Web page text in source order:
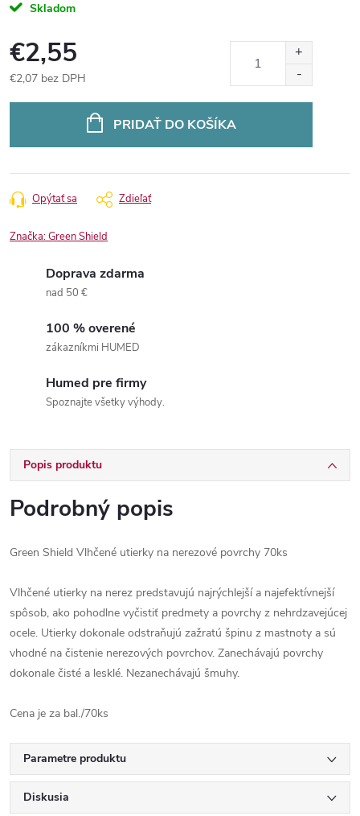
Skladom
€2,55
€2,07 bez DPH
PRIDAŤ DO KOŠÍKA
Opýtať sa Zdieľať
Značka:Green Shield
Doprava zdarma
nad 50 €
100 % overené
zákazníkmi HUMED
Humed pre firmy
Spoznajte všetky výhody.
Popis produktu
Podrobný popis
Green Shield Vlhčené utierky na nerezové povrchy 70ks
Vlhčené utierky na nerez predstavujú najrýchlejší a najefektívnejší
spôsob, ako pohodlne vyčistiť predmety a povrchy z nehrdzavejúcej
ocele. Utierky dokonale odstraňujú zažratú špinu z mastnoty a sú
vhodné na čistenie nerezových povrchov. Zanechávajú povrchy
dokonale čisté a lesklé. Nezanechávajú šmuhy.
Cena je za bal./70ks
Parametre produktu
Diskusia